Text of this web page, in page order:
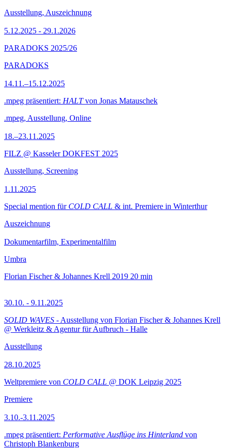
Ausstellung, Auszeichnung
5.12.2025 - 29.1.2026
PARADOKS 2025/26
PARADOKS
14.11.–15.12.2025
.mpeg präsentiert: HALTvon Jonas Matauschek
.mpeg, Ausstellung, Online
18.–23.11.2025
FILZ @ Kasseler DOKFEST 2025
Ausstellung, Screening
1.11.2025
Special mention für COLD CALL & int. Premiere in Winterthur
Auszeichnung
Dokumentarfilm, Experimentalfilm
Umbra
Florian Fischer & Johannes Krell 2019 20 min
30.10. - 9.11.2025
SOLID WAVES - Ausstellung von Florian Fischer & Johannes Krell
@ Werkleitz & Agentur für Aufbruch - Halle
Ausstellung
28.10.2025
Weltpremiere von COLD CALL @ DOK Leipzig 2025
Premiere
3.10.-3.11.2025
.mpeg präsentiert: Performative Ausflüge ins Hinterland von
Christoph Blankenburg